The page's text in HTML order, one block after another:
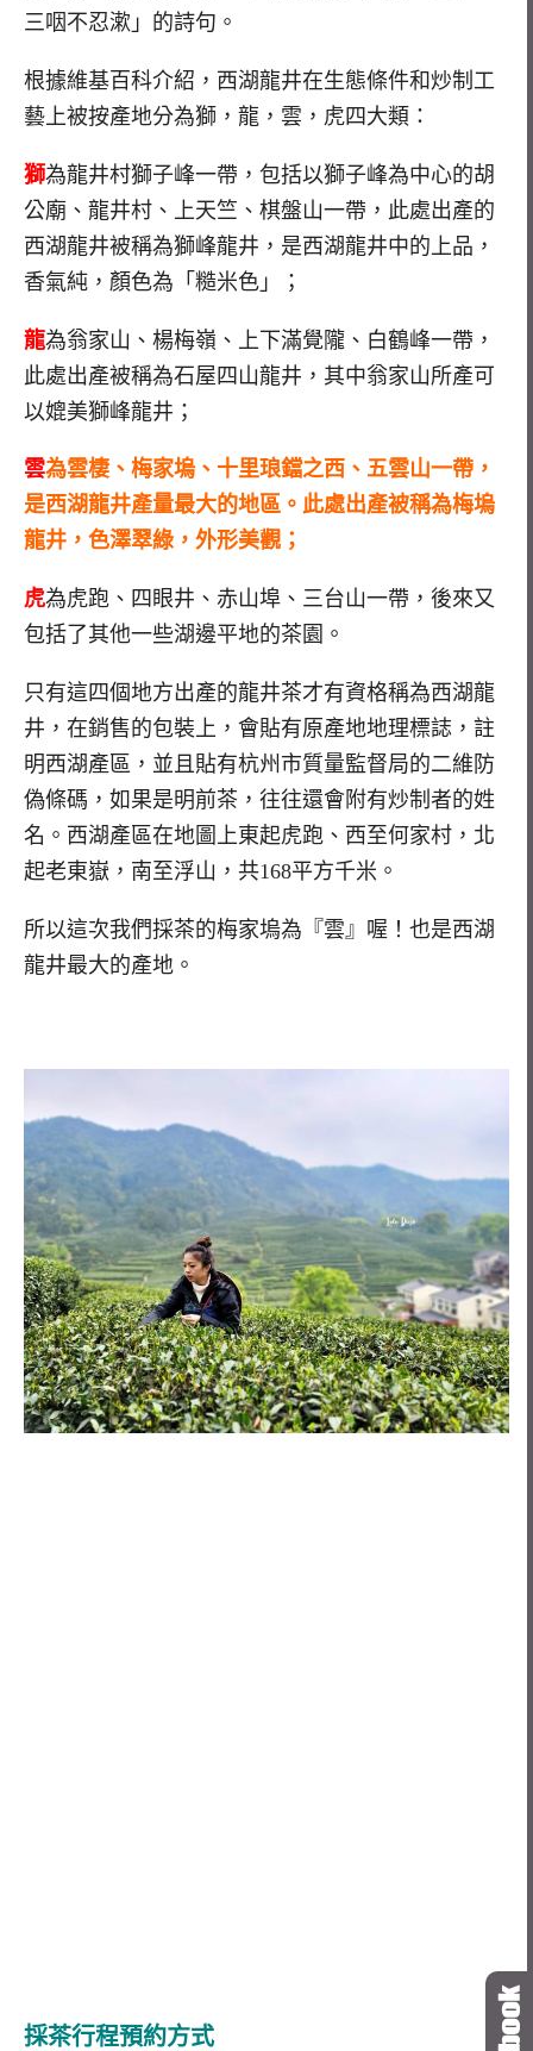
三咽不忍漱」的詩句。
根據維基百科介紹，西湖龍井在生態條件和炒制工
藝上被按產地分為獅，龍，雲，虎四大類：
獅為龍井村獅子峰一帶，包括以獅子峰為中心的胡
公廟、龍井村、上天竺、棋盤山一帶，此處出產的
西湖龍井被稱為獅峰龍井，是西湖龍井中的上品，
香氣純，顏色為「糙米色」；
龍為翁家山、楊梅嶺、上下滿覺隴、白鶴峰一帶，
此處出產被稱為石屋四山龍井，其中翁家山所產可
以媲美獅峰龍井；
雲為雲棲、梅家塢、十里琅鐺之西、五雲山一帶，
是西湖龍井產量最大的地區。此處出產被稱為梅塢
龍井，色澤翠綠，外形美觀；
虎為虎跑、四眼井、赤山埠、三台山一帶，後來又
包括了其他一些湖邊平地的茶園。
只有這四個地方出產的龍井茶才有資格稱為西湖龍
井，在銷售的包裝上，會貼有原產地地理標誌，註
明西湖產區，並且貼有杭州市質量監督局的二維防
偽條碼，如果是明前茶，往往還會附有炒制者的姓
名。西湖產區在地圖上東起虎跑、西至何家村，北
起老東嶽，南至浮山，共168平方千米。
所以這次我們採茶的梅家塢為『雲』喔！也是西湖
龍井最大的產地。
採茶行程預約方式